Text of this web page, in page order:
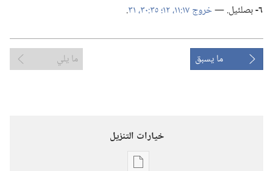
٦-‏ بصلئيل.‏ —‏خروج ١٧:‏١١،‏ ١٢؛‏ ‏.‏
ما يسبق ما يلي
خيارات التنزيل